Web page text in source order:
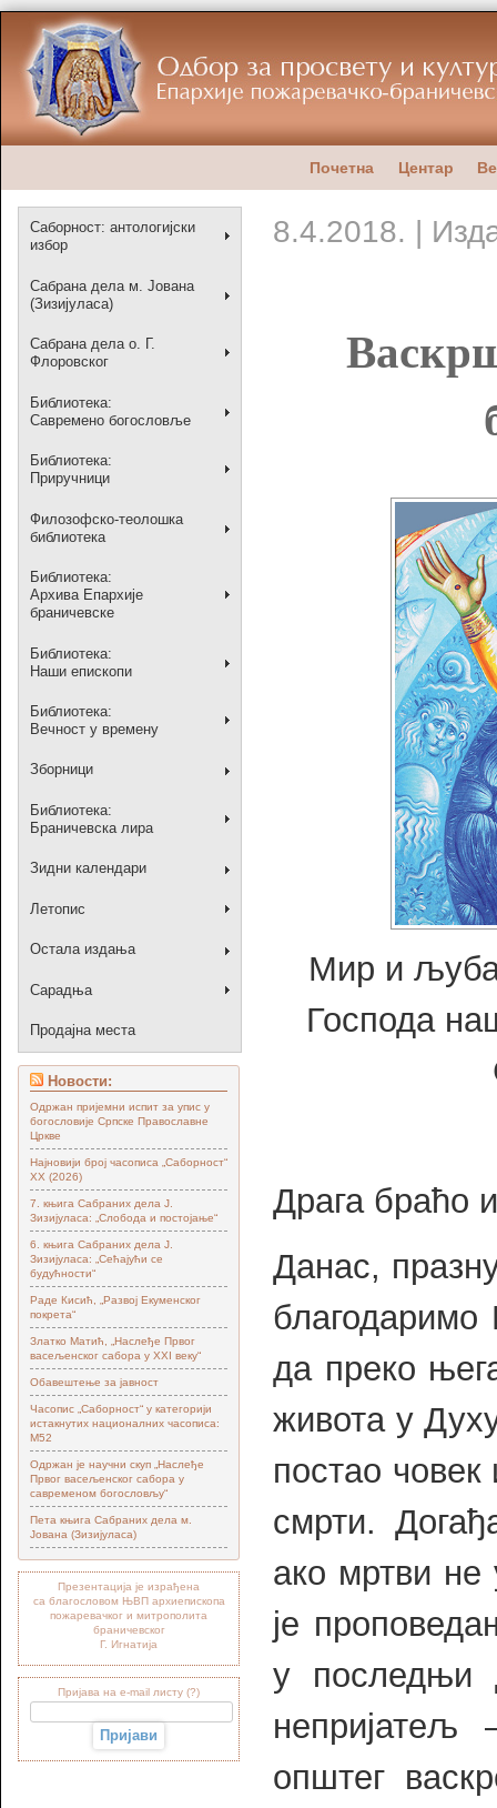
Почетна Центар
Саборност: антологијски
избор
Сабрана дела м. Јована
(Зизијуласа)
Сабрана дела о. Г.
Флоровског
Библиотека:
Савремено богословље
Библиотека:
Приручници
Филозофско-теолошка
библиотека
Библиотека:
Архива Епархије
браничевске
Библиотека:
Наши епископи
Библиотека:
Вечност у времену
Зборници
Библиотека:
Браничевска лира
Зидни календари
Летопис
Остала издања
Сарадња
Продајна места
Новости:
Одржан пријемни испит за упис у
богословије Српске Православне
Цркве
Најновији број часописа „Саборност“
XX (2026)
7. књига Сабраних дела Ј.
Зизијуласа: „Слобода и постојање“
6. књига Сабраних дела Ј.
Зизијуласа: „Сећајући се
будућности“
Раде Кисић, „Развој Екуменског
покрета“
Златко Матић, „Наслеђе Првог
васељенског сабора у XXI веку“
Обавештење за јавност
Часопис „Саборност“ у категорији
истакнутих националних часописа:
М52
Одржан је научни скуп „Наслеђе
Првог васељенског сабора у
савременом богословљу“
Пета књига Сабраних дела м.
Јована (Зизијуласа)
Презентација је израђена
са благословом ЊВП архиепископа
пожаревачког и митрополита
браничевског
Г. Игнатија
Пријава на e-mail листу (?)
8.4.2018. |
Мир и
Господа
Драга браћо
Данас,
да преко
живота у
постао
смрти.
ако мртви не
је
у последњи
непријатељ
општег